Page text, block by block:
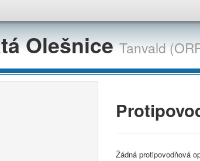
OlešniceTanvald
Žádná protipovodňová